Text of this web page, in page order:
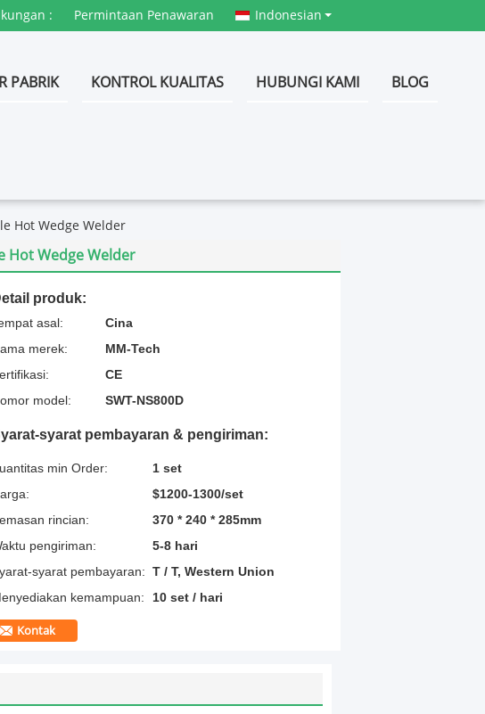
: Permintaan Penawaran Indonesian
PABRIK KONTROL KUALITAS HUBUNGI KAMI BLOG
Hot Wedge Welder
Hot Wedge Welder
produk:
asal:
Cina
merek:
MM-Tech
CE
model:
SWT-NS800D
syarat pembayaran & pengiriman:
min Order:
1 set
$1200-1300/set
rincian:
370 * 240 * 285mm
pengiriman:
5-8 hari
syarat pembayaran: T / T, Western Union
kemampuan:
10 set / hari
Kontak